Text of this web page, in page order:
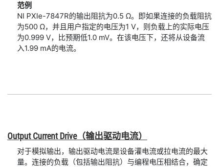
范例
NI PXIe-7847R的输出阻抗为0.5 Ω。即如果连接的负载阻抗
为500 Ω，并且用户指定的电压为1 V，则负载上的实际电压
为0.999 V，比预期低1.0 mV。在该电压下，还将从设备流
入1.99 mA的电流。
Output Current Drive（输出驱动电流）
对于模拟输出，输出驱动电流是设备灌电流或拉电流的最大
量。连接的负载（包括输出阻抗）与编程电压相结合，确定